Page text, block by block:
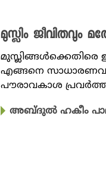
മുസ്ലിം ജീവിതവും
മുസ്ലിങ്ങൾക്കെതിരെ
എങ്ങനെ
പൗരാവകാശ
അബ്ദുൽ ഹകീം